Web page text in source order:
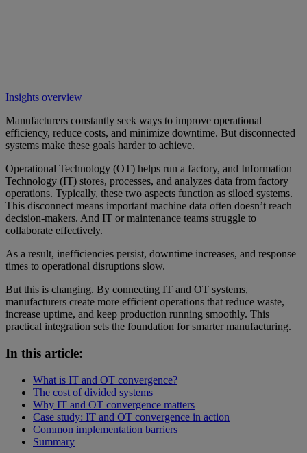
Insights overview
Manufacturers constantly seek ways to improve operational
efficiency, reduce costs, and minimize downtime. But disconnected
systems make these goals harder to achieve.
Operational Technology (OT) helps run a factory, and Information
Technology (IT) stores, processes, and analyzes data from factory
operations. Typically, these two aspects function as siloed systems.
This disconnect means important machine data often doesn’t reach
decision-makers. And IT or maintenance teams struggle to
collaborate effectively.
As a result, inefficiencies persist, downtime increases, and response
times to operational disruptions slow.
But this is changing. By connecting IT and OT systems,
manufacturers create more efficient operations that reduce waste,
increase uptime, and keep production running smoothly. This
practical integration sets the foundation for smarter manufacturing.
In this article:
What is IT and OT convergence?
The cost of divided systems
Why IT and OT convergence matters
Case study: IT and OT convergence in action
Common implementation barriers
Summary